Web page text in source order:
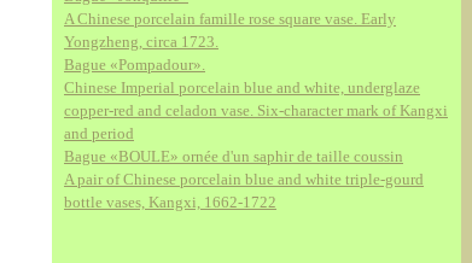
A Chinese porcelain famille rose square vase. Early
Yongzheng, circa 1723.
Bague «Pompadour».
Chinese Imperial porcelain blue and white, underglaze
copper-red and celadon vase. Six-character mark of Kangxi
and period
Bague «BOULE» ornée d'un saphir de taille coussin
A pair of Chinese porcelain blue and white triple-gourd
bottle vases, Kangxi, 1662-1722